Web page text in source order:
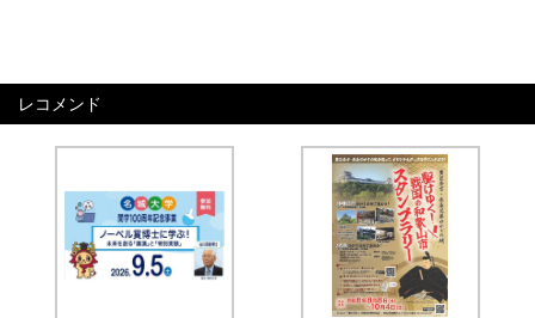
レコメンド